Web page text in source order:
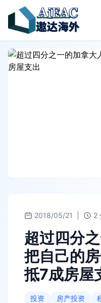
2018/05/21 2
超过四分
把自己的
抵7成房屋
投资 房产投资